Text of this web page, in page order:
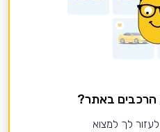
הרכבים באתר?
לך למצוא